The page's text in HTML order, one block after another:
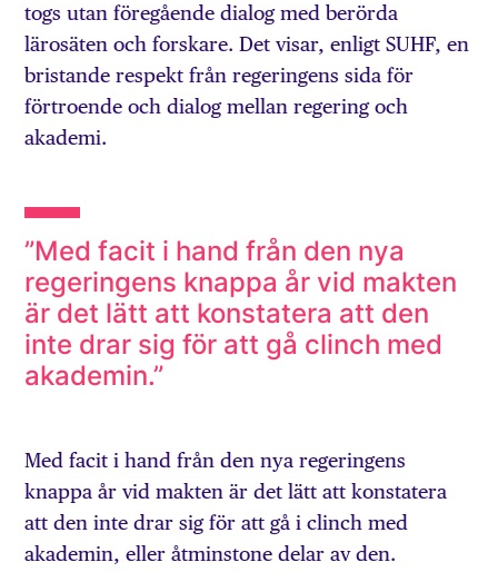
togs utan föregående dialog med berörda
lärosäten och forskare. Det visar, enligt SUHF, en
bristande respekt från regeringens sida för
förtroende och dialog mellan regering och
akademi.
”Med facit i hand från den nya
regeringens knappa år vid makten
är det lätt att konstatera att den
inte drar sig för att gå clinch med
akademin.”
Med facit i hand från den nya regeringens
knappa år vid makten är det lätt att konstatera
att den inte drar sig för att gå i clinch med
akademin, eller åtminstone delar av den.